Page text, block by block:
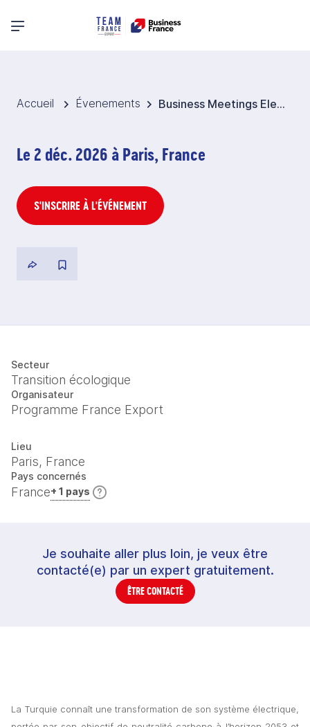
Menu principal
Accueil Évenements Business Meetings Electricity & Smart Grids 2026 - Turquie
Le 2 déc. 2026 à Paris, France
S'INSCRIRE À L'ÉVÉNEMENT
Secteur
Transition écologique
Organisateur
Programme France Export
Lieu
Paris, France
Pays concernés
France+ 1 pays
Je souhaite aller plus loin, je veux être
contacté(e) par un expert gratuitement.
ÊTRE CONTACTÉ
La Turquie connaît une transformation de son système électrique,